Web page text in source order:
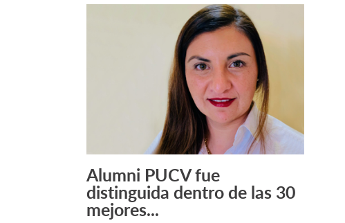
Leer más +
Alumni PUCV fue
distinguida dentro de las 30
mejores...